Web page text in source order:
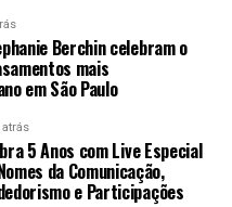
Berchin celebram o
mais
em São Paulo
5 Anos com Live Especial
da Comunicação,
e Participações